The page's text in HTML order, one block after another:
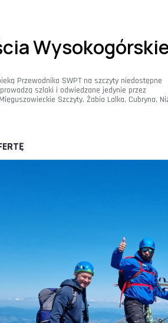
Przewodnika SWPT na szczyty niedostępne
szlaki i odwiedzane jedynie przez
Szczyty, Żabia Lalka, Cubryna,